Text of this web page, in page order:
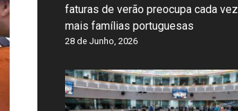
faturas de verão preocupa cada vez
mais famílias portuguesas
28 de Junho, 2026